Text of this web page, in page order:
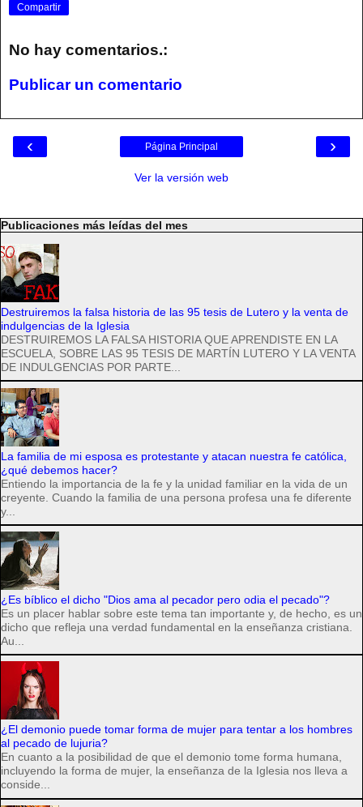
Compartir
No hay comentarios.:
Publicar un comentario
‹ ›
Página Principal
Ver la versión web
Publicaciones más leídas del mes
Destruiremos la falsa historia de las 95 tesis de Lutero y la venta de
indulgencias de la Iglesia
DESTRUIREMOS LA FALSA HISTORIA QUE APRENDISTE EN LA
ESCUELA, SOBRE LAS 95 TESIS DE MARTÍN LUTERO Y LA VENTA
DE INDULGENCIAS POR PARTE...
La familia de mi esposa es protestante y atacan nuestra fe católica,
¿qué debemos hacer?
Entiendo la importancia de la fe y la unidad familiar en la vida de un
creyente. Cuando la familia de una persona profesa una fe diferente
y...
¿Es bíblico el dicho "Dios ama al pecador pero odia el pecado"?
Es un placer hablar sobre este tema tan importante y, de hecho, es un
dicho que refleja una verdad fundamental en la enseñanza cristiana.
Au...
¿El demonio puede tomar forma de mujer para tentar a los hombres
al pecado de lujuria?
En cuanto a la posibilidad de que el demonio tome forma humana,
incluyendo la forma de mujer, la enseñanza de la Iglesia nos lleva a
conside...